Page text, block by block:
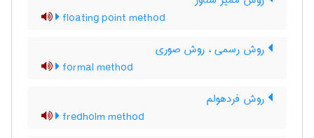
floating point method
روش رسمی ، روش صوری
formal method
روش فردهولم
fredholm method